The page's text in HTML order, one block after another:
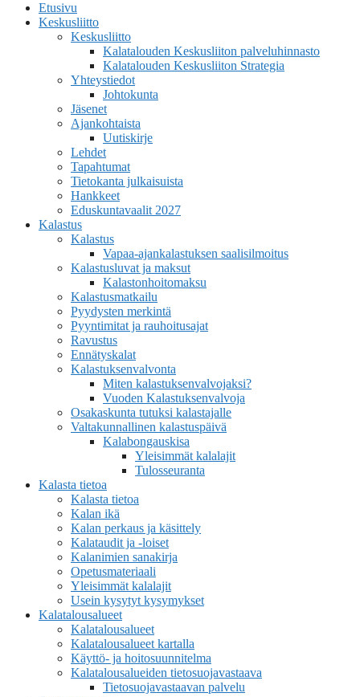
Etusivu
Keskusliitto
Keskusliitto
Kalatalouden Keskusliiton palveluhinnasto
Kalatalouden Keskusliiton Strategia
Yhteystiedot
Johtokunta
Jäsenet
Ajankohtaista
Uutiskirje
Lehdet
Tapahtumat
Tietokanta julkaisuista
Hankkeet
Eduskuntavaalit 2027
Kalastus
Kalastus
Vapaa-ajankalastuksen saalisilmoitus
Kalastusluvat ja maksut
Kalastonhoitomaksu
Kalastusmatkailu
Pyydysten merkintä
Pyyntimitat ja rauhoitusajat
Ravustus
Ennätyskalat
Kalastuksenvalvonta
Miten kalastuksenvalvojaksi?
Vuoden Kalastuksenvalvoja
Osakaskunta tutuksi kalastajalle
Valtakunnallinen kalastuspäivä
Kalabongauskisa
Yleisimmät kalalajit
Tulosseuranta
Kalasta tietoa
Kalasta tietoa
Kalan ikä
Kalan perkaus ja käsittely
Kalataudit ja -loiset
Kalanimien sanakirja
Opetusmateriaali
Yleisimmät kalalajit
Usein kysytyt kysymykset
Kalatalousalueet
Kalatalousalueet
Kalatalousalueet kartalla
Käyttö- ja hoitosuunnitelma
Kalatalousalueiden tietosuojavastaava
Tietosuojavastaavan palvelu